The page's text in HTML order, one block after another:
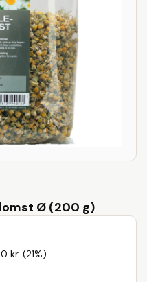
Ø (200 g)
kr. (21%)